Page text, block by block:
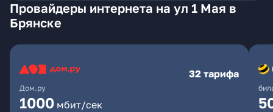
Провайдеры интернета на ул 1 Мая в
Брянске
Дом.ру
32 тарифа
1000 мбит/сек